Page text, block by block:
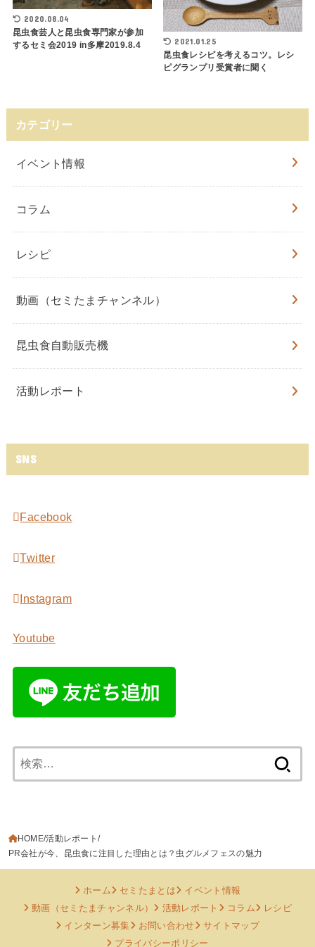
2020.08.04
昆虫食芸人と昆虫食専門家が参加
するセミ会2019 in多摩2019.8.4
2021.01.25
昆虫食レシピを考えるコツ。レシ
ピグランプリ受賞者に聞く
カテゴリー
イベント情報
コラム
レシピ
動画（セミたまチャンネル）
昆虫食自動販売機
活動レポート
SNS
Facebook
Twitter
Instagram
Youtube
索:
HOME 活動レポート
PR会社が今、昆虫食に注目した理由とは？虫グルメフェスの魅力
ホーム セミたまとは
イベント情報
動画（セミたまチャンネル）
活動レポート コラム
レシピ
インターン募集
お問い合わせ
サイトマップ
プライバシーポリシー